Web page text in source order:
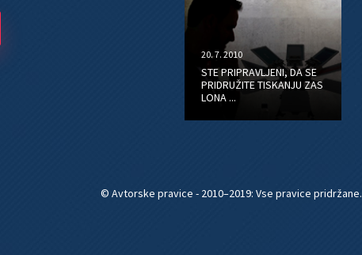
20. 7. 2010
STE PRIPRAVLJENI, DA SE
PRIDRUŽITE TISKANJU ZAS
LONA ...
© Avtorske pravice - 2010–2019: Vse pravice pridržane.